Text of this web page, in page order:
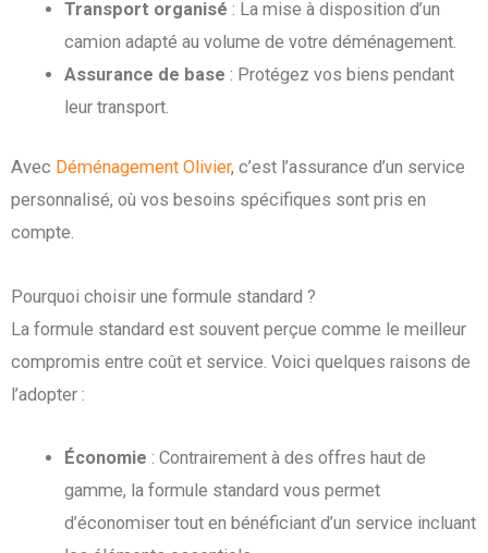
Transport organisé : La mise à disposition d’un
camion adapté au volume de votre déménagement.
Assurance de base : Protégez vos biens pendant
leur transport.
Avec Déménagement Olivier, c’est l’assurance d’un service
personnalisé, où vos besoins spécifiques sont pris en
compte.
Pourquoi choisir une formule standard ?
La formule standard est souvent perçue comme le meilleur
compromis entre coût et service. Voici quelques raisons de
l’adopter :
Économie : Contrairement à des offres haut de
gamme, la formule standard vous permet
d’économiser tout en bénéficiant d’un service incluant